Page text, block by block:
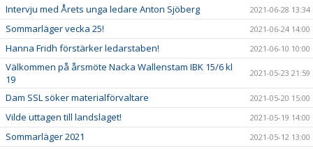
Intervju med Årets unga ledare Anton Sjöberg 2021-06-28 13:34
Sommarläger vecka 25! 2021-06-24 14:00
Hanna Fridh förstärker ledarstaben! 2021-06-10 10:00
Välkommen på årsmöte Nacka Wallenstam IBK 15/6 kl
19
2021-05-23 21:59
Dam SSL söker materialförvaltare 2021-05-20 15:00
Vilde uttagen till landslaget! 2021-05-19 14:00
Sommarläger 2021 2021-05-12 13:00